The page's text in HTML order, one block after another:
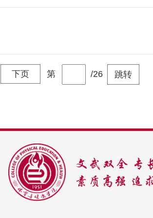
下页 第 /26 跳转